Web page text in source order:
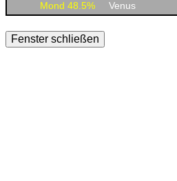
Mond 48.5%
Venus
Fenster schließen